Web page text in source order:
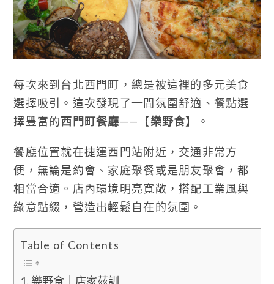
每次來到台北西門町，總是被這裡的多元美食
選擇吸引。這次發現了一間氛圍舒適、餐點選
擇豐富的西門町餐廳——【樂野食】。
餐廳位置就在捷運西門站附近，交通非常方
便，無論是約會、家庭聚餐或是朋友聚會，都
相當合適。店內環境明亮寬敞，搭配工業風與
綠意點綴，營造出輕鬆自在的氛圍。
Table of Contents
樂野食｜店家茲訓